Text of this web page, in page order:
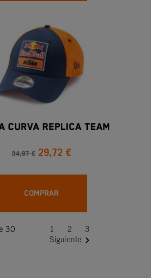
CURVA REPLICA TEAM
34,97 € 29,72 €
COMPRAR
30
1 2
3
Siguiente 